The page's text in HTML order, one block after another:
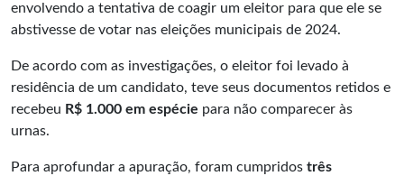
envolvendo a tentativa de coagir um eleitor para que ele se
abstivesse de votar nas eleições municipais de 2024.
De acordo com as investigações, o eleitor foi levado à
residência de um candidato, teve seus documentos retidos e
recebeu R$ 1.000 em espécie para não comparecer às
urnas.
Para aprofundar a apuração, foram cumpridos três